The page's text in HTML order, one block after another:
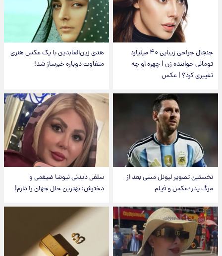
جنجال جراحی زیبایی ۴۰ میلیارد
تومانی خواننده زن | چهره او چه
تغییری کرد؟ | عکس
هدی زین‌العابدین با یک عکس هنری
متفاوت دوباره خبرساز شد!
نخستین تصویر لیونل مسی بعد از
مرگ پدر+عکس و فیلم
سلفی دیدنی نیوشا ضیغمی و
دخترش؛ بهترین حال جهان را دارم!